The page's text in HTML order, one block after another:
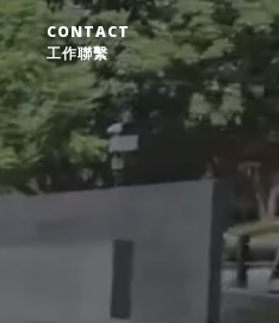
CONTACT
工作聯繫